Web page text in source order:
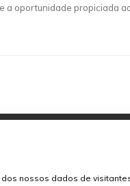
a oportunidade propiciada
nossos dados de